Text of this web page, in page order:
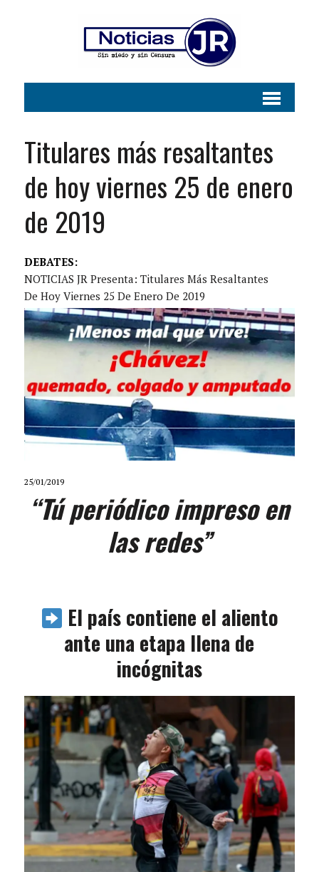
Titulares más resaltantes
de hoy viernes 25 de enero
de 2019
DEBATES:
NOTICIAS JR Presenta: Titulares Más Resaltantes
De Hoy Viernes 25 De Enero De 2019
25/01/2019
“Tú periódico impreso en
las redes”
El país contiene el aliento
ante una etapa llena de
incógnitas